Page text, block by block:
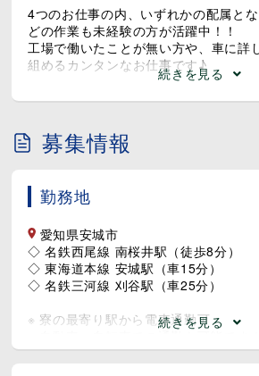
続きを見る
4つのお仕事の内、いずれかの配属とな
どの作業も未経験の方が活躍中！！
工場で働いたことが無い方や、車に詳
組めるカンタンなお仕事です♪
■ 組立
作業方法には下記の2つがあります。
▷ 電動ドライバーで行う組立作業
■ 加工
素材を削る作業は機械がやってくれま
▷ 機械に素材をセット
▷ 完了後、定期的に完成品の寸法チェ
完成した製品に不具合がないかなどを
目視や測定器による検査を行います。
募集情報
勤務地
続きを見る
愛知県安城市
◇ 名鉄西尾線 南桜井駅（徒歩8分）
◇ 東海道本線 安城駅（車15分）
◇ 名鉄三河線 刈谷駅（車25分）
※ 寮の最寄り駅から電車通勤可
※ 自動車・自転車での通勤も可能です！